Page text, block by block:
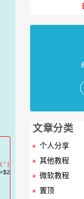
$4$5 data-fancybox=
文章分类
个人分享
其他教程
微软教程
置顶